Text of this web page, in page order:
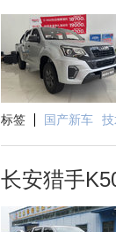
标签 国产新车
长安猎手